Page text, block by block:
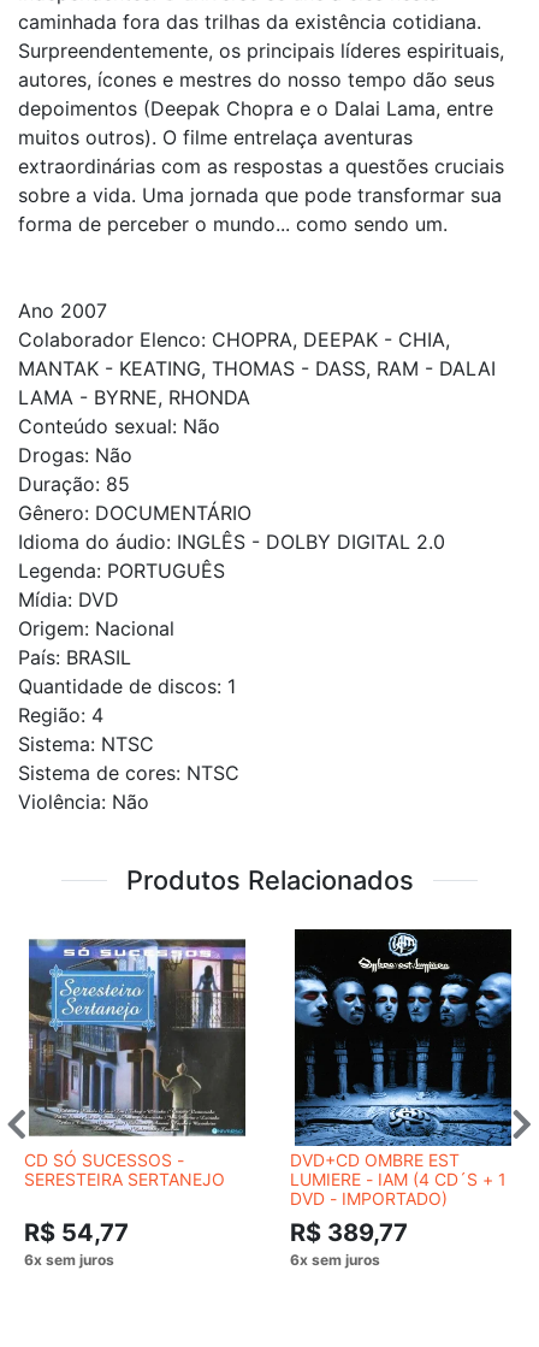
caminhada fora das trilhas da existência cotidiana.
Surpreendentemente, os principais líderes espirituais,
autores, ícones e mestres do nosso tempo dão seus
depoimentos (Deepak Chopra e o Dalai Lama, entre
muitos outros). O filme entrelaça aventuras
extraordinárias com as respostas a questões cruciais
sobre a vida. Uma jornada que pode transformar sua
forma de perceber o mundo... como sendo um.
Ano 2007
Colaborador Elenco: CHOPRA, DEEPAK - CHIA,
MANTAK - KEATING, THOMAS - DASS, RAM - DALAI
LAMA - BYRNE, RHONDA
Conteúdo sexual: Não
Drogas: Não
Duração: 85
Gênero: DOCUMENTÁRIO
Idioma do áudio: INGLÊS - DOLBY DIGITAL 2.0
Legenda: PORTUGUÊS
Mídia: DVD
Origem: Nacional
País: BRASIL
Quantidade de discos: 1
Região: 4
Sistema: NTSC
Sistema de cores: NTSC
Violência: Não
Produtos Relacionados
CD SÓ SUCESSOS -
SERESTEIRA SERTANEJO
R$ 54,77
DVD+CD OMBRE EST
LUMIERE - IAM (4 CD´S + 1
DVD - IMPORTADO)
R$ 389,77